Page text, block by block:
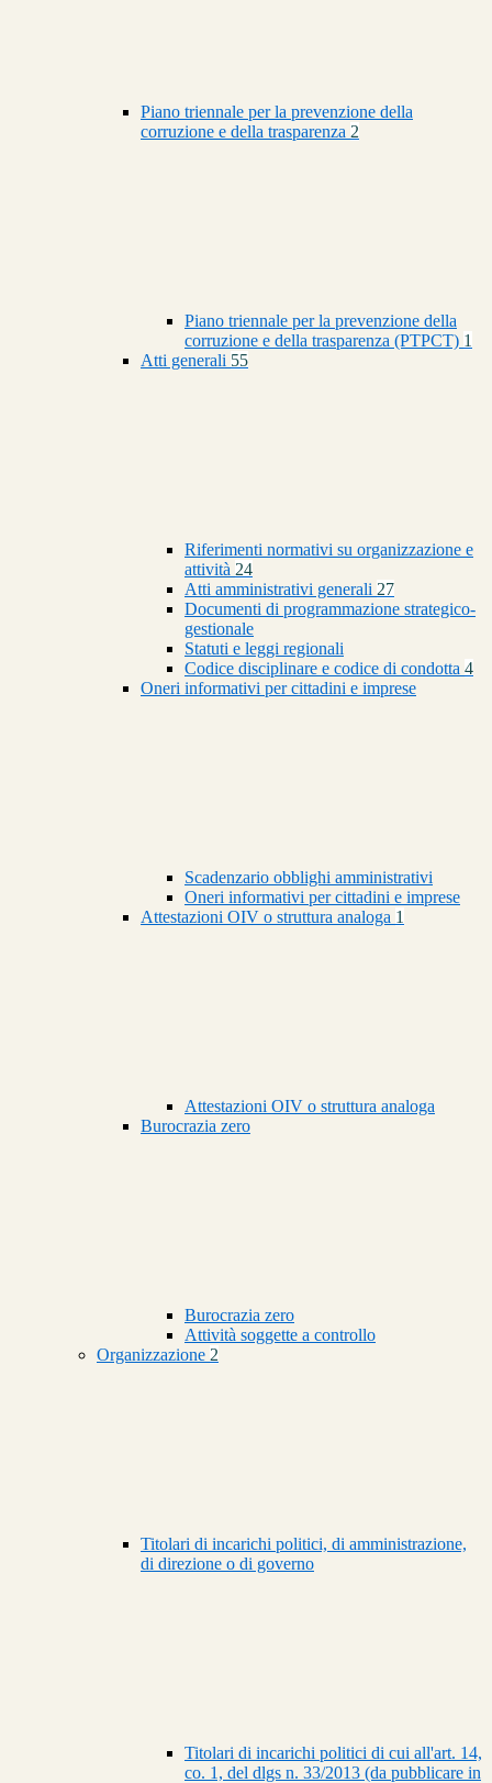
Piano triennale per la prevenzione della
corruzione e della trasparenza 2
Piano triennale per la prevenzione della
corruzione e della trasparenza (PTPCT) 1
Atti generali 55
Riferimenti normativi su organizzazione e
attività 24
Atti amministrativi generali 27
Documenti di programmazione strategico-
gestionale
Statuti e leggi regionali
Codice disciplinare e codice di condotta 4
Oneri informativi per cittadini e imprese
Scadenzario obblighi amministrativi
Oneri informativi per cittadini e imprese
Attestazioni OIV o struttura analoga 1
Attestazioni OIV o struttura analoga
Burocrazia zero
Burocrazia zero
Attività soggette a controllo
Organizzazione 2
Titolari di incarichi politici, di amministrazione,
di direzione o di governo
Titolari di incarichi politici di cui all'art. 14,
co. 1, del dlgs n. 33/2013 (da pubblicare in